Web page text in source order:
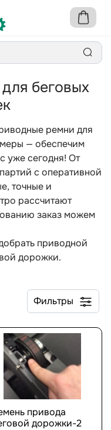
беговых
ремни для
— обеспечим
уже сегодня! От
с оперативной
точные и
рассчитают
заказ можем
приводной
дорожки.
Фильтры
привода
дорожки-2